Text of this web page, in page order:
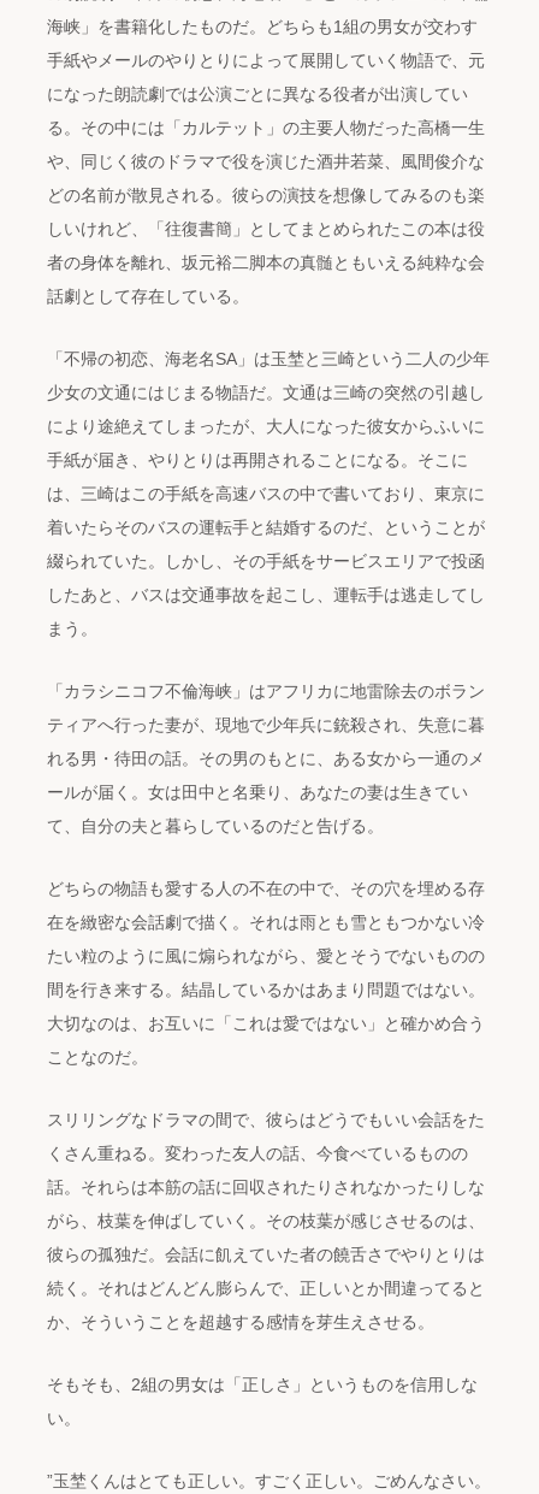
海峡」を書籍化したものだ。どちらも1組の男女が交わす
手紙やメールのやりとりによって展開していく物語で、元
になった朗読劇では公演ごとに異なる役者が出演してい
る。その中には「カルテット」の主要人物だった高橋一生
や、同じく彼のドラマで役を演じた酒井若菜、風間俊介な
どの名前が散見される。彼らの演技を想像してみるのも楽
しいけれど、「往復書簡」としてまとめられたこの本は役
者の身体を離れ、坂元裕二脚本の真髄ともいえる純粋な会
話劇として存在している。
「不帰の初恋、海老名SA」は玉埜と三崎という二人の少年
少女の文通にはじまる物語だ。文通は三崎の突然の引越し
により途絶えてしまったが、大人になった彼女からふいに
手紙が届き、やりとりは再開されることになる。そこに
は、三崎はこの手紙を高速バスの中で書いており、東京に
着いたらそのバスの運転手と結婚するのだ、ということが
綴られていた。しかし、その手紙をサービスエリアで投函
したあと、バスは交通事故を起こし、運転手は逃走してし
まう。
「カラシニコフ不倫海峡」はアフリカに地雷除去のボラン
ティアへ行った妻が、現地で少年兵に銃殺され、失意に暮
れる男・待田の話。その男のもとに、ある女から一通のメ
ールが届く。女は田中と名乗り、あなたの妻は生きてい
て、自分の夫と暮らしているのだと告げる。
どちらの物語も愛する人の不在の中で、その穴を埋める存
在を緻密な会話劇で描く。それは雨とも雪ともつかない冷
たい粒のように風に煽られながら、愛とそうでないものの
間を行き来する。結晶しているかはあまり問題ではない。
大切なのは、お互いに「これは愛ではない」と確かめ合う
ことなのだ。
スリリングなドラマの間で、彼らはどうでもいい会話をた
くさん重ねる。変わった友人の話、今食べているものの
話。それらは本筋の話に回収されたりされなかったりしな
がら、枝葉を伸ばしていく。その枝葉が感じさせるのは、
彼らの孤独だ。会話に飢えていた者の饒舌さでやりとりは
続く。それはどんどん膨らんで、正しいとか間違ってると
か、そういうことを超越する感情を芽生えさせる。
そもそも、2組の男女は「正しさ」というものを信用しな
い。
”玉埜くんはとても正しい。すごく正しい。ごめんなさい。